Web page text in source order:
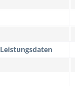
Leistungsdaten